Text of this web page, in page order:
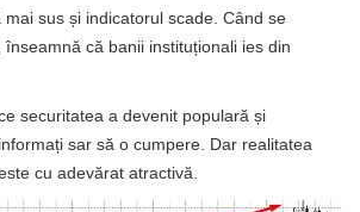
sus și indicatorul scade. Când se
că banii instituționali ies din
securitatea a devenit populară și
sar să o cumpere. Dar realitatea
cu adevărat atractivă.